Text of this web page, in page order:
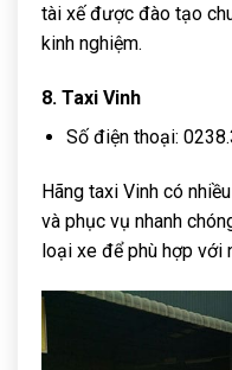
tài xế được đào tạo
kinh nghiệm.
8. Taxi Vinh
Số điện thoại:
Hãng taxi Vinh có
và phục vụ nhanh
loại xe để phù hợp với